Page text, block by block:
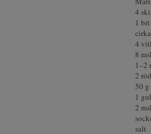
4
1
4
8
1–2
2
50 g
1
2
salt